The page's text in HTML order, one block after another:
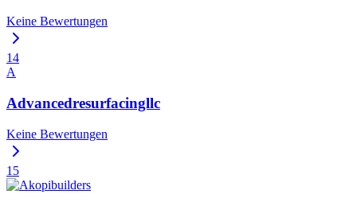
Keine Bewertungen
14
A
Advancedresurfacingllc
Keine Bewertungen
15